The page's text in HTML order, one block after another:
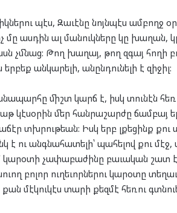
պէս, Զաւէնը նոյնպէս ամբողջ
մը ասդին ալ մանուկները կը խաղան,
չմնաց: Թող խաղայ, թող զգայ հողի
անկարելի, անընդունելի է զիջիլ:
միշտ կարճ է, իսկ տունէն
կէսօրին մեր հանրաշարժը ճամբայ
տխրութեան: Իսկ երբ լքեցինք
է ու անգնահատելի՝ պահելով քու
չափաբաժինը բաւական շատ
բոլոր ուղեւորներու կարօտը
մէկուկէս տարի քեզմէ հեռու